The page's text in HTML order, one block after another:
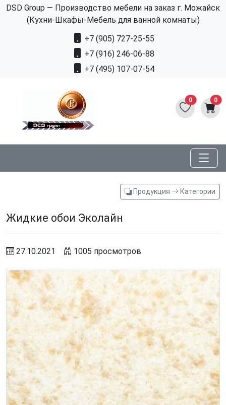
DSD Group — Производство мебели на заказ г. Можайск
(Кухни-Шкафы-Мебель для ванной комнаты)
+7 (905) 727-25-55
+7 (916) 246-06-88
+7 (495) 107-07-54
0 0
Продукция Категории
Жидкие обои Эколайн
27.10.2021 1005 просмотров